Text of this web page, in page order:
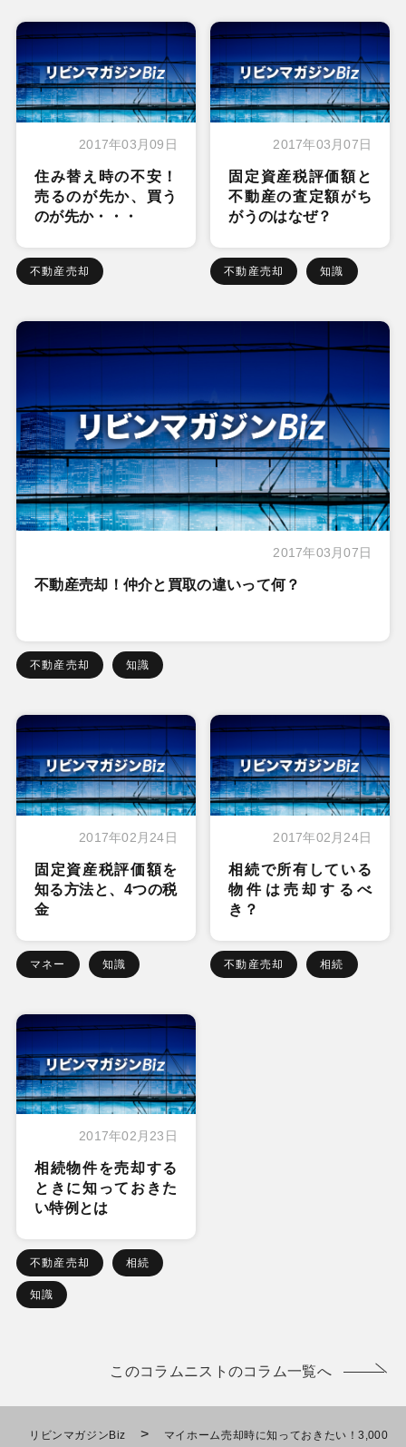
2017年03月09日
住み替え時の不安！
売るのが先か、買う
のが先か・・・
不動産売却
2017年03月07日
固定資産税評価額と
不動産の査定額がち
がうのはなぜ？
不動産売却 知識
2017年03月07日
不動産売却！仲介と買取の違いって何？
不動産売却 知識
2017年02月24日
固定資産税評価額を
知る方法と、4つの税
金
マネー 知識
2017年02月24日
相続で所有している
物件は売却するべ
き？
不動産売却 相続
2017年02月23日
相続物件を売却する
ときに知っておきた
い特例とは
不動産売却 相続
知識
このコラムニストのコラム一覧へ
リビンマガジンBiz > マイホーム売却時に知っておきたい！3,000